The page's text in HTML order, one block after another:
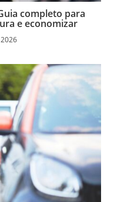
completo para
e economizar